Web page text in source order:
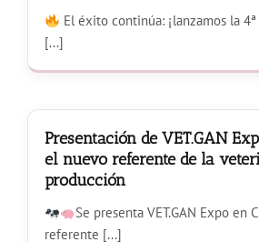
El éxito continúa: ¡lanzamos la
[...]
Presentación de VET.GAN
el nuevo referente de la
producción
Se presenta VET.GAN Expo en
referente [...]